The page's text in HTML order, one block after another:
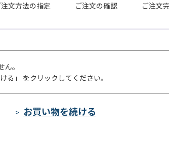
注文方法の指定 ご注文の確認 ご注文
。
る」 をクリックしてください。
>